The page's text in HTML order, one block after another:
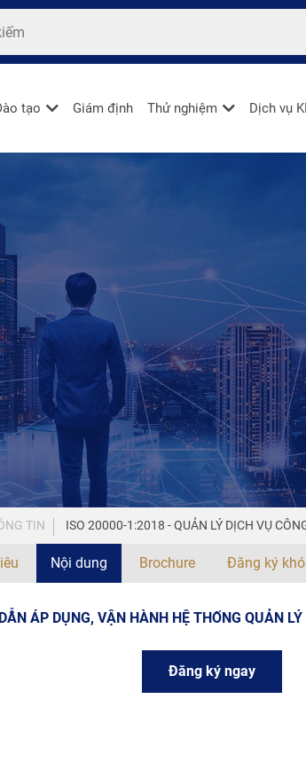
tạo Giám định Thử nghiệm Dịch vụ
TIN ISO 20000-1:2018 - QUẢN LÝ DỊCH VỤ
Nội dung Brochure Đăng ký
ÁP DỤNG, VẬN HÀNH HỆ THỐNG QUẢN
Đăng ký ngay